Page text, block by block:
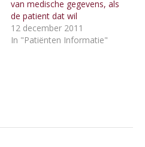
van medische gegevens, als
de patient dat wil
12 december 2011
In "Patiënten Informatie"